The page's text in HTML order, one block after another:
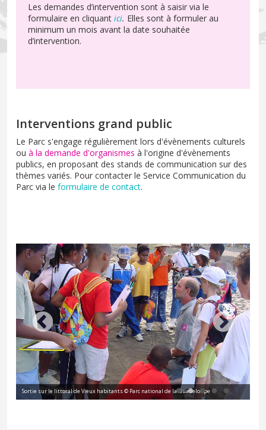
Les demandes d’intervention sont à saisir via le
formulaire en cliquant ici. Elles sont à formuler au
minimum un mois avant la date souhaitée
d’intervention.
Interventions grand public
Le Parc s'engage régulièrement lors d'évènements culturels
ou à la demande d'organismes à l'origine d'évènements
publics, en proposant des stands de communication sur des
thèmes variés. Pour contacter le Service Communication du
Parc via le formulaire de contact.
littoral de Vieux habitants © Parc national de la Guadeloupe Sortie en forêt © Parc